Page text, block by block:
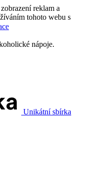
reklam a
tohoto webu s
nápoje.
Unikátní sbírka